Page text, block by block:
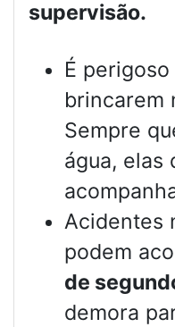
supervisão.
É
brincarem
Sempre
água, elas
Acidentes
podem
de
demora